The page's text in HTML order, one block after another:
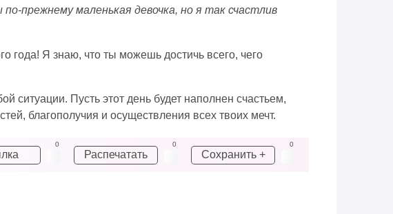
прежнему маленькая девочка, но я так счастлив
года! Я знаю, что ты можешь достичь всего, чего
Пусть этот день будет наполнен счастьем,
благополучия и осуществления всех твоих мечт.
0
Распечатать
0
Сохранить +
0